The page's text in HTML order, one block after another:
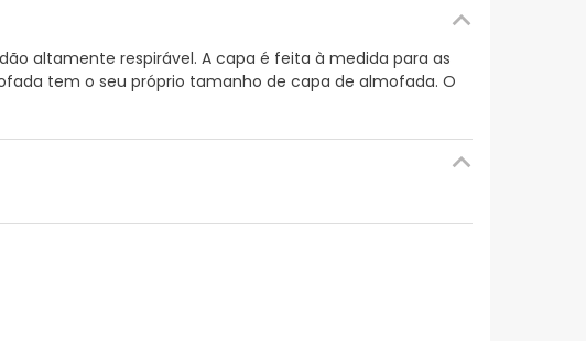
altamente respirável. A capa é feita à medida para as
tem o seu próprio tamanho de capa de almofada. O